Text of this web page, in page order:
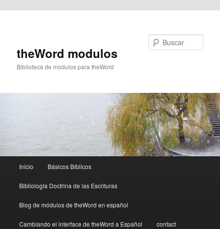
theWord modulos
Biblioteca de modulos para theWord
principal
Inicio Básicos Bíblicos
Bibliología Doctrina de las Escrituras
Blog de módulos de theWord en español
Cambiando el interface de theWord a Español contact